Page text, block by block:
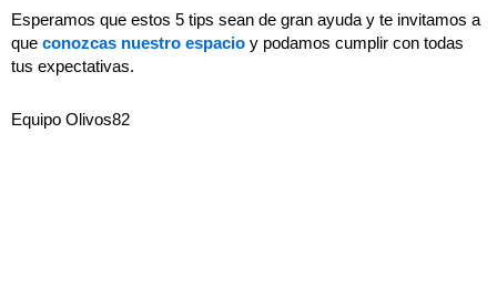
Esperamos que estos 5 tips sean de gran ayuda y te invitamos a
que conozcas nuestro espacio y podamos cumplir con todas
tus expectativas.
Equipo Olivos82